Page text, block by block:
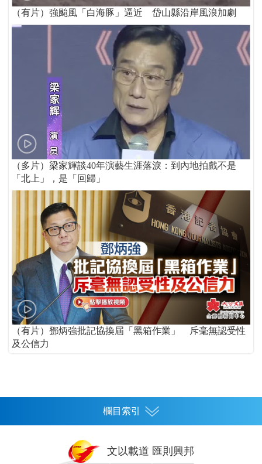
（有片）強颱風「白海豚」逼近 岱山縣沿岸風浪加劇
（多片）梁家輝談40年演藝生涯落淚：到內地拍戲不是
「北上」，是「回歸」
（有片）鄧炳強批記協換屆「黑箱作業」 斥毫無認受性
及公信力
欄目索引
文以載道 匯則興邦